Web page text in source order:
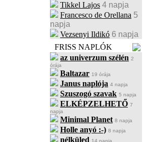
Tikkel Lajos 4 napja
Francesco de Orellana 5
napja
Vezsenyi Ildikó 6 napja
FRISS NAPLÓK
az univerzum szélén 2
órája
Baltazar 19 órája
Janus naplója 4 napja
Szuszogó szavak 5 napja
ELKÉPZELHETŐ 7
napja
Minimal Planet 8 napja
Holle anyó :-) 8 napja
nélküled 14 napja